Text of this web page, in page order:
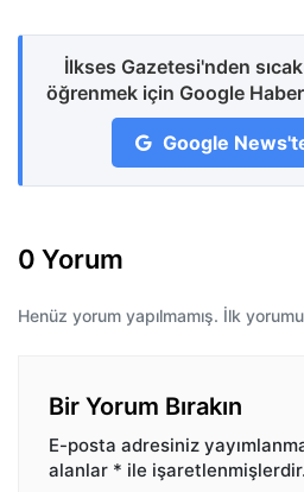
İlkses Gazetesi'nden
öğrenmek için Google
Google
0 Yorum
Henüz yorum yapılmamış. İlk
Bir Yorum Bırakın
E-posta adresiniz
alanlar * ile işaretlenmişlerdir.